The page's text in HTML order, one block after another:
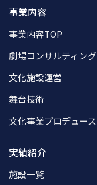
事業内容
事業内容TOP
劇場コンサルティング
文化施設運営
舞台技術
文化事業プロデュース
実績紹介
施設一覧